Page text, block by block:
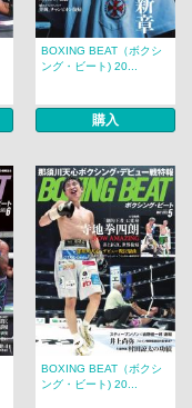
BOXING BEAT（ボクシ
ング・ビート) 20...
購入
BOXING BEAT（ボクシ
ング・ビート) 20...